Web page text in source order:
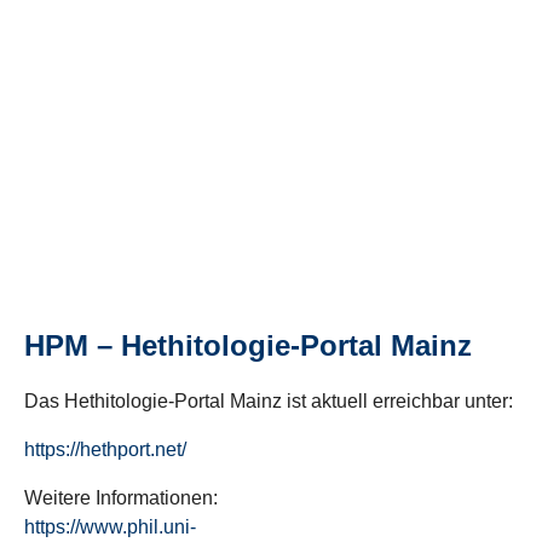
HPM – Hethitologie-Portal Mainz
Das Hethitologie-Portal Mainz ist aktuell erreichbar unter:
https://hethport.net/
Weitere Informationen:
https://www.phil.uni-